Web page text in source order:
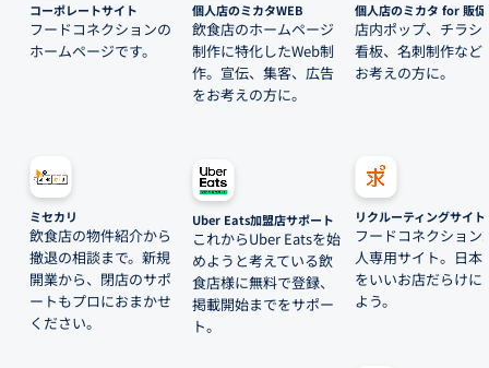
コーポレートサイト
フードコネクションの
ホームページです。
ミセカリ
飲食店の物件紹介から
撤退の相談まで。新規
開業から、閉店のサポ
ートもプロにおまかせ
ください。
個人店のミカタWEB
飲食店のホームページ
制作に特化したWeb制
作。宣伝、集客、広告
をお考えの方に。
Uber Eats加盟店サポート
これからUber Eatsを始
めようと考えている飲
食店様に無料で登録、
掲載開始までをサポー
ト。
個人店のミカタ for 販促
店内ポップ、チラシ
看板、名刺制作など
お考えの方に。
リクルーティングサイト
フードコネクション
人専用サイト。日本
をいいお店だらけに
よう。